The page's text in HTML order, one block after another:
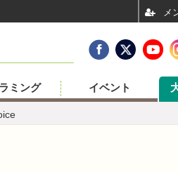
ミング イベント